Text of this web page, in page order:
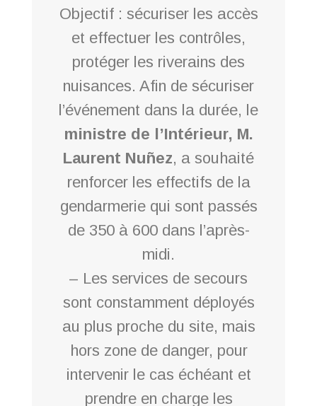
Objectif : sécuriser les accès
et effectuer les contrôles,
protéger les riverains des
nuisances. Afin de sécuriser
l’événement dans la durée, le
ministre de l’Intérieur, M.
Laurent Nuñez, a souhaité
renforcer les effectifs de la
gendarmerie qui sont passés
de 350 à 600 dans l’après-
midi.
– Les services de secours
sont constamment déployés
au plus proche du site, mais
hors zone de danger, pour
intervenir le cas échéant et
prendre en charge les